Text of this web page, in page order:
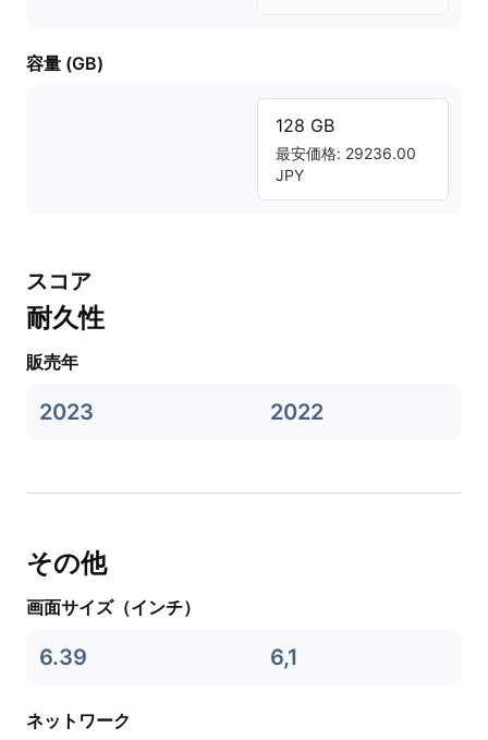
容量 (GB)
128 GB
最安価格: 29236.00
JPY
スコア
耐久性
販売年
2023 2022
その他
画面サイズ（インチ）
6.39 6,1
ネットワーク